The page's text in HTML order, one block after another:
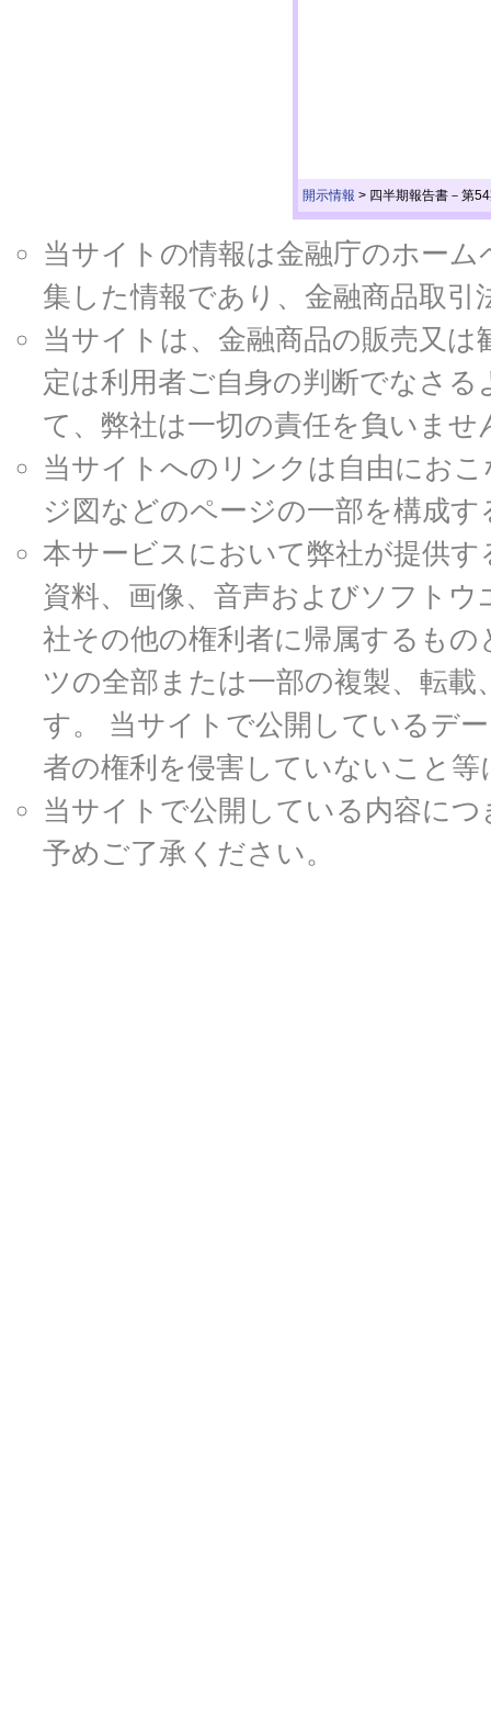
開示情報 > 四半期報告書－第
当サイトの情報は金融庁のホー
集した情報であり、金融商品取
当サイトは、金融商品の販売又
定は利用者ご自身の判断でなさ
て、弊社は一切の責任を負いませ
当サイトへのリンクは自由にお
ジ図などのページの一部を構成
本サービスにおいて弊社が提供
資料、画像、音声およびソフト
社その他の権利者に帰属するも
ツの全部または一部の複製、転
す。 当サイトで公開しているデ
者の権利を侵害していないこと
当サイトで公開している内容に
予めご了承ください。